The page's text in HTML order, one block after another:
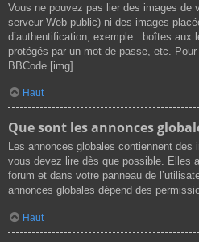
Vous ne pouvez pas lier des images de
serveur Web public) ni des images
d’authentification, exemple : boîtes aux
protégés par un mot de passe, etc.
BBCode [img].
Haut
Que sont les annonces
Les annonces globales contiennent des
vous devez lire dès que possible. Elles
forum et dans votre panneau de
annonces globales dépend des
Haut